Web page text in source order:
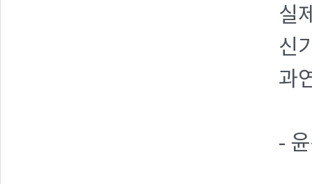
실
신
과
-